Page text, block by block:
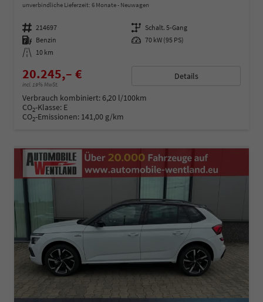
unverbindliche Lieferzeit: 6 Monate Neuwagen
Fahrzeugnummer 214697 Getriebe Schalt. 5-Gang
Kraftstoff Benzin Leistung 70 kW (95 PS)
Kilometerstand 10 km
20.245,– €
incl. 19% MwSt.
Details
Verbrauch kombiniert:6,20 l/100km
CO2-Klasse: E
CO2-Emissionen: 141,00 g/km